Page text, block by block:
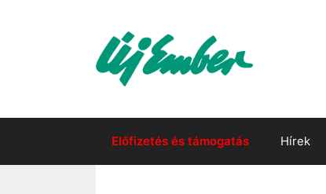
Előfizetés és támogatás Hírek